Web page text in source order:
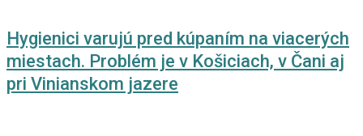
Hygienici varujú pred kúpaním na viacerých
miestach. Problém je v Košiciach, v Čani aj
pri Vinianskom jazere